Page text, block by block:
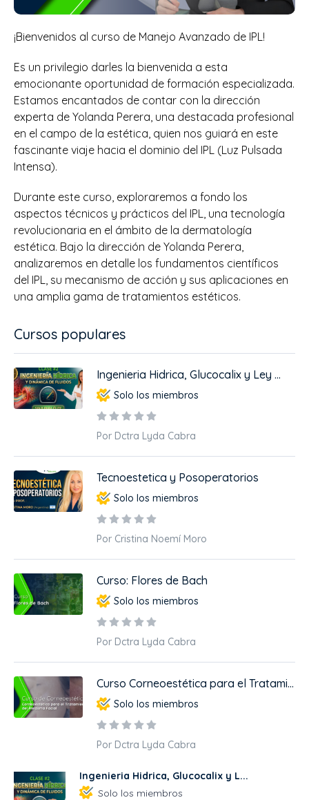
¡Bienvenidos al curso de Manejo Avanzado de IPL!
Es un privilegio darles la bienvenida a esta
emocionante oportunidad de formación especializada.
Estamos encantados de contar con la dirección
experta de Yolanda Perera, una destacada profesional
en el campo de la estética, quien nos guiará en este
fascinante viaje hacia el dominio del IPL (Luz Pulsada
Intensa).
Durante este curso, exploraremos a fondo los
aspectos técnicos y prácticos del IPL, una tecnología
revolucionaria en el ámbito de la dermatología
estética. Bajo la dirección de Yolanda Perera,
analizaremos en detalle los fundamentos científicos
del IPL, su mecanismo de acción y sus aplicaciones en
una amplia gama de tratamientos estéticos.
Cursos populares
Ingenieria Hidrica, Glucocalix y Ley ...
Solo los miembros
Por Dctra Lyda Cabra
Tecnoestetica y Posoperatorios
Solo los miembros
Por Cristina Noemí Moro
Curso: Flores de Bach
Solo los miembros
Por Dctra Lyda Cabra
Curso Corneoestética para el Tratami...
Solo los miembros
Por Dctra Lyda Cabra
Ingenieria Hidrica, Glucocalix y L...
Solo los miembros